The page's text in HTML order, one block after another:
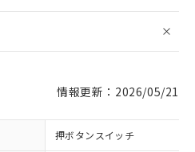
情報更新：2026/05/21
押ボタンスイッチ